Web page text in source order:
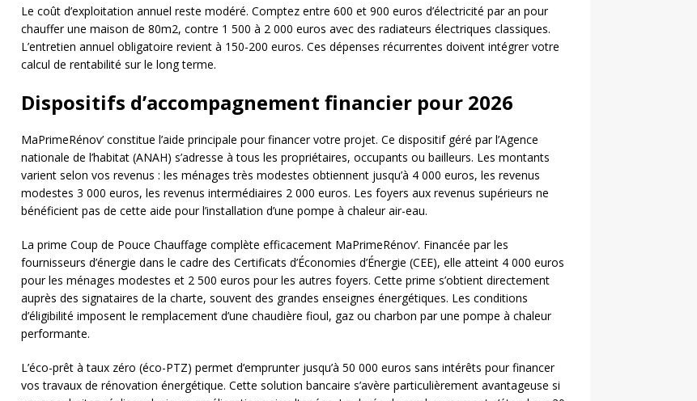
Le coût d’exploitation annuel reste modéré. Comptez entre 600 et 900 euros d’électricité par an pour
chauffer une maison de 80m2, contre 1 500 à 2 000 euros avec des radiateurs électriques classiques.
L’entretien annuel obligatoire revient à 150-200 euros. Ces dépenses récurrentes doivent intégrer votre
calcul de rentabilité sur le long terme.
Dispositifs d’accompagnement financier pour 2026
MaPrimeRénov’ constitue l’aide principale pour financer votre projet. Ce dispositif géré par l’Agence
nationale de l’habitat (ANAH) s’adresse à tous les propriétaires, occupants ou bailleurs. Les montants
varient selon vos revenus : les ménages très modestes obtiennent jusqu’à 4 000 euros, les revenus
modestes 3 000 euros, les revenus intermédiaires 2 000 euros. Les foyers aux revenus supérieurs ne
bénéficient pas de cette aide pour l’installation d’une pompe à chaleur air-eau.
La prime Coup de Pouce Chauffage complète efficacement MaPrimeRénov’. Financée par les
fournisseurs d’énergie dans le cadre des Certificats d’Économies d’Énergie (CEE), elle atteint 4 000 euros
pour les ménages modestes et 2 500 euros pour les autres foyers. Cette prime s’obtient directement
auprès des signataires de la charte, souvent des grandes enseignes énergétiques. Les conditions
d’éligibilité imposent le remplacement d’une chaudière fioul, gaz ou charbon par une pompe à chaleur
performante.
L’éco-prêt à taux zéro (éco-PTZ) permet d’emprunter jusqu’à 50 000 euros sans intérêts pour financer
vos travaux de rénovation énergétique. Cette solution bancaire s’avère particulièrement avantageuse si